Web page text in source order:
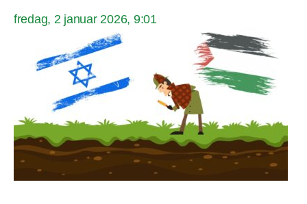
fredag, 2 januar 2026, 9:01